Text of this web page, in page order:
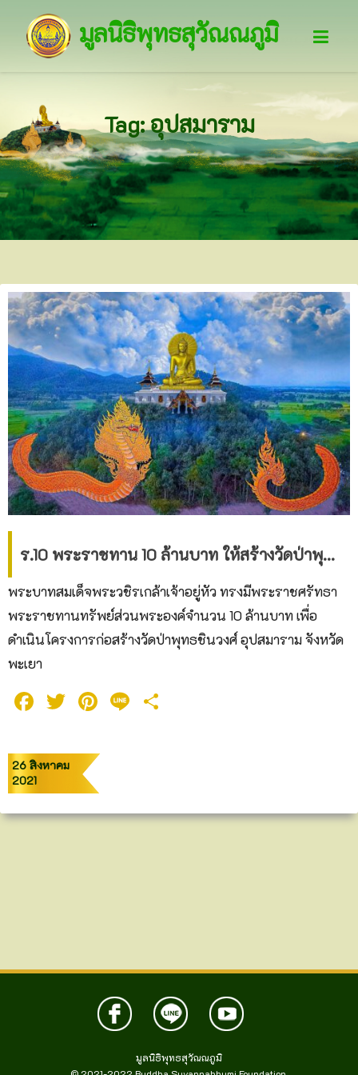
มูลนิธิพุทธสุวัณณภูมิ
Tag: อุปสมาราม
ร.10 พระราชทาน 10 ล้านบาท ให้สร้างวัดป่าพุทธชินวงศ์ อุปสมาราม
พระบาทสมเด็จพระวชิรเกล้าเจ้าอยู่หัว ทรงมีพระราชศรัทธา
พระราชทานทรัพย์ส่วนพระองค์จำนวน 10 ล้านบาท เพื่อ
ดำเนินโครงการก่อสร้างวัดป่าพุทธชินวงศ์ อุปสมาราม จังหวัด
พะเยา
Facebook
Twitter
Pinterest
Line
26 สิงหาคม
2021
มูลนิธิพุทธสุวัณณภูมิ